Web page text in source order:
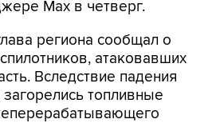
Мах в четверг.
региона сообщал о
атаковавших
Вследствие падения
топливные